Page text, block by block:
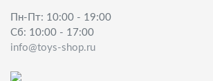
Пн-Пт: 10:00 - 19:00
Сб: 10:00 - 17:00
info@toys-shop.ru